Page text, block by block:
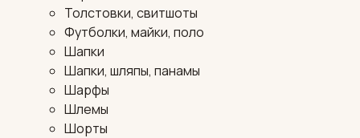
Толстовки, свитшоты
Футболки, майки, поло
Шапки
Шапки, шляпы, панамы
Шарфы
Шлемы
Шорты